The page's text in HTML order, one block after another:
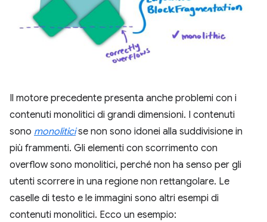
Il motore precedente presenta anche problemi con i
contenuti monolitici di grandi dimensioni. I contenuti
sono monoliticise non sono idonei alla suddivisione in
più frammenti. Gli elementi con scorrimento con
overflow sono monolitici, perché non ha senso per gli
utenti scorrere in una regione non rettangolare. Le
caselle di testo e le immagini sono altri esempi di
contenuti monolitici. Ecco un esempio: